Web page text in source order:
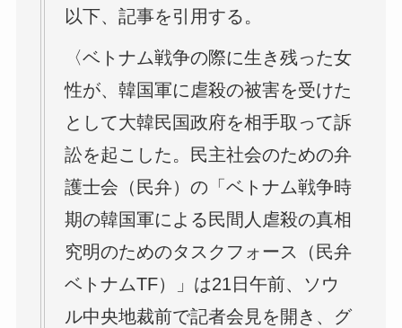
以下、記事を引用する。
〈ベトナム戦争の際に生き残った女
性が、韓国軍に虐殺の被害を受けた
として大韓民国政府を相手取って訴
訟を起こした。民主社会のための弁
護士会（民弁）の「ベトナム戦争時
期の韓国軍による民間人虐殺の真相
究明のためのタスクフォース（民弁
ベトナムTF）」は21日午前、ソウ
ル中央地裁前で記者会見を開き、グ